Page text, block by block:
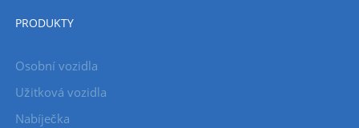
PRODUKTY
Osobní vozidla
Užitková vozidla
Nabíječka